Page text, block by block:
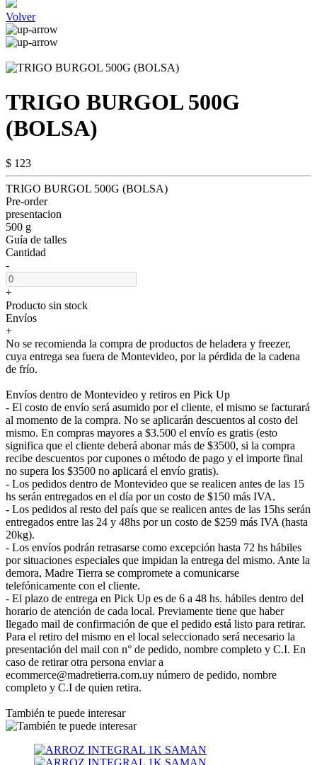
Volver
TRIGO BURGOL 500G
(BOLSA)
$ 123
TRIGO BURGOL 500G (BOLSA)
Pre-order
presentacion
500 g
Guía de talles
Cantidad
-
+
Producto sin stock
Envíos
+
No se recomienda la compra de productos de heladera y freezer,
cuya entrega sea fuera de Montevideo, por la pérdida de la cadena
de frío.
Envíos dentro de Montevideo y retiros en Pick Up
- El costo de envío será asumido por el cliente, el mismo se facturará
al momento de la compra. No se aplicarán descuentos al costo del
mismo. En compras mayores a $3.500 el envío es gratis (esto
significa que el cliente deberá abonar más de $3500, si la compra
recibe descuentos por cupones o método de pago y el importe final
no supera los $3500 no aplicará el envío gratis).
- Los pedidos dentro de Montevideo que se realicen antes de las 15
hs serán entregados en el día por un costo de $150 más IVA.
- Los pedidos al resto del país que se realicen antes de las 15hs serán
entregados entre las 24 y 48hs por un costo de $259 más IVA (hasta
20kg).
- Los envíos podrán retrasarse como excepción hasta 72 hs hábiles
por situaciones especiales que impidan la entrega del mismo. Ante la
demora, Madre Tierra se compromete a comunicarse
telefónicamente con el cliente.
- El plazo de entrega en Pick Up es de 6 a 48 hs. hábiles dentro del
horario de atención de cada local. Previamente tiene que haber
llegado mail de confirmación de que el pedido está listo para retirar.
Para el retiro del mismo en el local seleccionado será necesario la
presentación del mail con n° de pedido, nombre completo y C.I. En
caso de retirar otra persona enviar a
ecommerce@madretierra.com.uy número de pedido, nombre
completo y C.I de quien retira.
También te puede interesar